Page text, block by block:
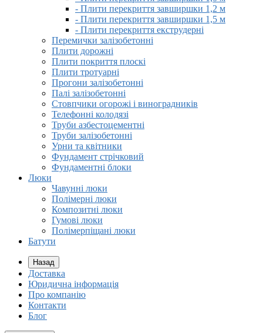
- Плити перекриття завширшки 1,2 м
- Плити перекриття завширшки 1,5 м
- Плити перекриття екструдерні
Перемички залізобетонні
Плити дорожні
Плити покриття плоскі
Плити тротуарні
Прогони залізобетонні
Палі залізобетонні
Стовпчики огорожі і виноградників
Телефонні колодязі
Труби азбестоцементні
Труби залізобетонні
Урни та квітники
Фундамент стрічковий
Фундаментні блоки
Люки
Чавунні люки
Полімерні люки
Композитні люки
Гумові люки
Полімерпіщані люки
Батути
Назад
Доставка
Юридична інформація
Про компанію
Контакти
Блог